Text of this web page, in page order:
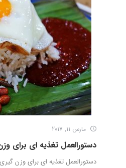
مارس 11, 2017
دستورالعمل تغذیه‌ ای برای
دستورالعمل تغذیه‌ ای برای وزن